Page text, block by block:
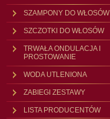
SZAMPONY DO WŁOSÓW
SZCZOTKI DO WŁOSÓW
TRWAŁA ONDULACJA I
PROSTOWANIE
WODA UTLENIONA
ZABIEGI ZESTAWY
LISTA PRODUCENTÓW